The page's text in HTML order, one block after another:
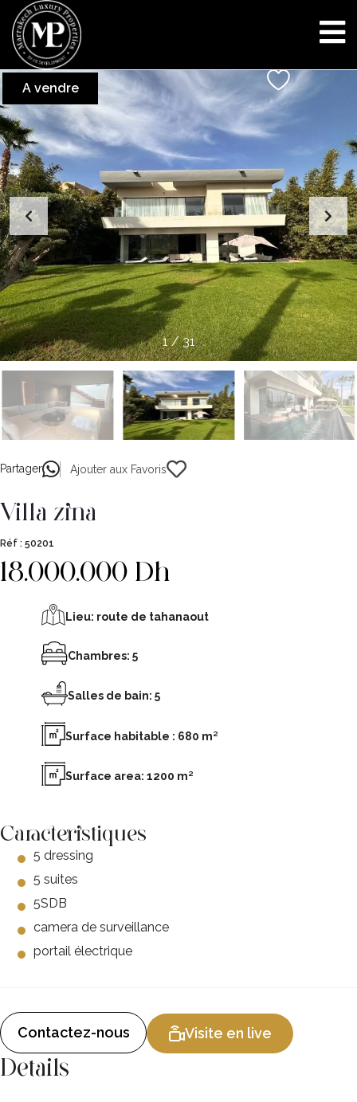
A vendre
1/31
Ajouter aux Favoris
Partager
villa zina
Réf : 50201
18.000.000 Dh
Lieu: route de tahanaout
Chambres: 5
Salles de bain: 5
Surface habitable : 680 m²
Surface area: 1200 m²
Caracteristiques
5 dressing
5 suites
5SDB
camera de surveillance
portail électrique
Contactez-nous Visite en live
Details